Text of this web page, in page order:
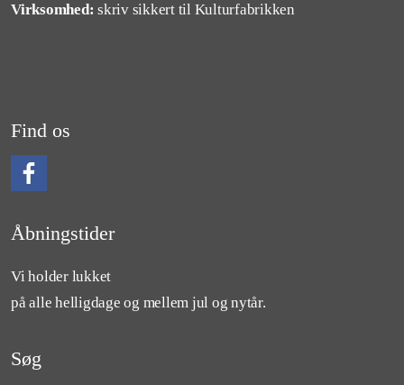
Virksomhed: skriv sikkert til Kulturfabrikken
Find os
Åbningstider
Vi holder lukket
på alle helligdage og mellem jul og nytår.
Søg